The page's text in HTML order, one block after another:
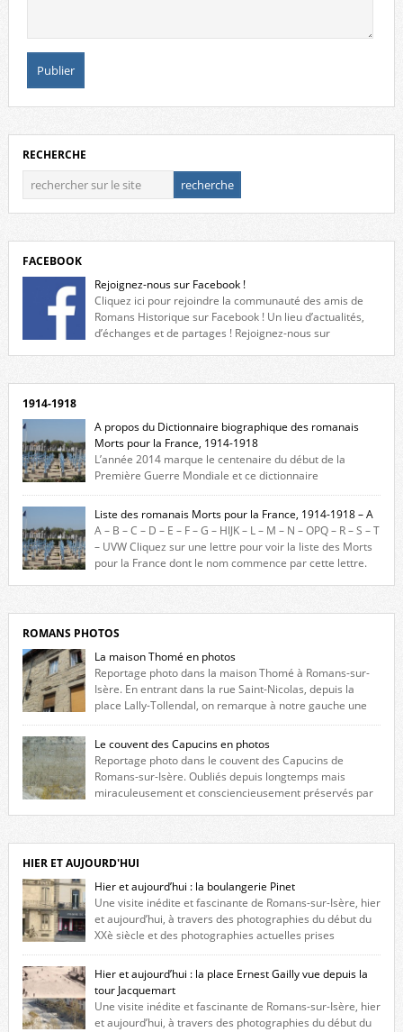
RECHERCHE
FACEBOOK
Rejoignez-nous sur Facebook !
Cliquez ici pour rejoindre la communauté des amis de
Romans Historique sur Facebook ! Un lieu d’actualités,
d’échanges et de partages ! Rejoignez-nous sur
1914-1918
A propos du Dictionnaire biographique des romanais
Morts pour la France, 1914-1918
L’année 2014 marque le centenaire du début de la
Première Guerre Mondiale et ce dictionnaire
biographique veut rendre hommage aux romanais Morts pour la
France durant ce conflit. La base de cette recherche historique est
constituée des noms gravés sur les plaques commémoratives de
l’Hôtel de Ville, du lycée du Dauphiné et du lycée Triboulet, […]
Liste des romanais Morts pour la France, 1914-1918 – A
A – B – C – D – E – F – G – HIJK – L – M – N – OPQ – R – S – T
– UVW Cliquez sur une lettre pour voir la liste des Morts
pour la France dont le nom commence par cette lettre.
ROMANS PHOTOS
La maison Thomé en photos
Reportage photo dans la maison Thomé à Romans-sur-
Isère. En entrant dans la rue Saint-Nicolas, depuis la
place Lally-Tollendal, on remarque à notre gauche une
maison construite au XVIè siècle. Les deux façades sont ornées de
fenêtres jumelles à meneaux. Entre ces deux étages, on peut voir une
niche qui contient une statue de la Vierge. […]
Le couvent des Capucins en photos
Reportage photo dans le couvent des Capucins de
Romans-sur-Isère. Oubliés depuis longtemps mais
miraculeusement et consciencieusement préservés par
l’histoire de la redécouverte de vestiges du couvent des Capucins ! Petit
retour sur l’histoire […]
HIER ET AUJOURD'HUI
Hier et aujourd’hui : la boulangerie Pinet
Une visite inédite et fascinante de Romans-sur-Isère, hier
et aujourd’hui, à travers des photographies du début du
XXè siècle et des photographies actuelles prises
exactement dans le même cadre ! A l’angle de la place Jean Jaurès et de
l’avenue Victor Hugo (à côté d’Intermarché), à Romans. La boulangerie
Jules Pinet est inscrite dans le […]
Hier et aujourd’hui : la place Ernest Gailly vue depuis la
tour Jacquemart
Une visite inédite et fascinante de Romans-sur-Isère, hier
et aujourd’hui, à travers des photographies du début du